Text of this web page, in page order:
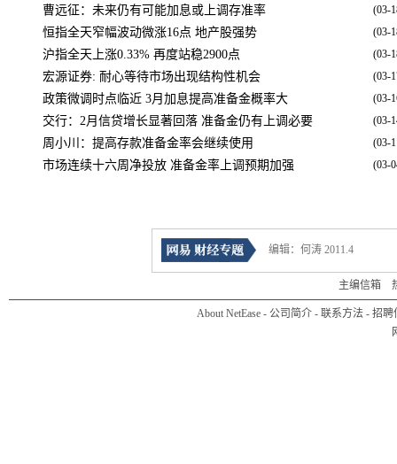
曹远征：未来仍有可能加息或上调存准率 (03-
恒指全天窄幅波动微涨16点 地产股强势 (03-
沪指全天上涨0.33% 再度站稳2900点 (03-
宏源证券: 耐心等待市场出现结构性机会 (03-
政策微调时点临近 3月加息提高准备金概率大 (03-
交行：2月信贷增长显著回落 准备金仍有上调必要 (03-
周小川：提高存款准备金率会继续使用 (03-
市场连续十六周净投放 准备金率上调预期加强 (03-
编辑：何涛 2011.4
主编信箱
About NetEase - 公司简介 - 联系方法 - 招聘